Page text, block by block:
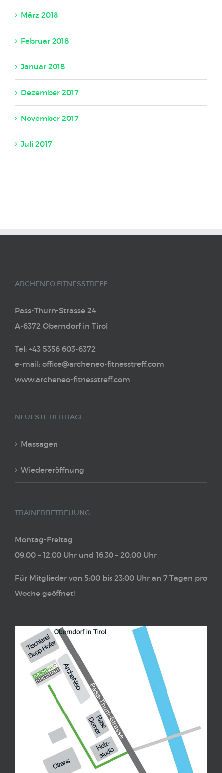
März 2018
Februar 2018
Januar 2018
Dezember 2017
November 2017
Juli 2017
ARCHENEO FITNESSTREFF
Pass-Thurn-Strasse 24
A-6372 Oberndorf in Tirol
Tel: +43 5356 603-6372
e-mail: office@archeneo-fitnesstreff.com
www.archeneo-fitnesstreff.com
NEUESTE BEITRÄGE
Massagen
Wiedereröffnung
TRAINERBETREUUNG
Montag-Freitag
09.00 – 12.00 Uhr und 16.30 – 20.00 Uhr
Für Mitglieder von 5:00 bis 23:00 Uhr an 7 Tagen pro
Woche geöffnet!